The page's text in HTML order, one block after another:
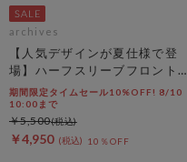
archives
【人気デザインが夏仕様で登
場】ハーフスリーブフロントタ
ックカットＴＯＰＳ
期間限定タイムセール10%OFF! 8/10
10:00まで
￥4,950 10％OFF
￥5,500